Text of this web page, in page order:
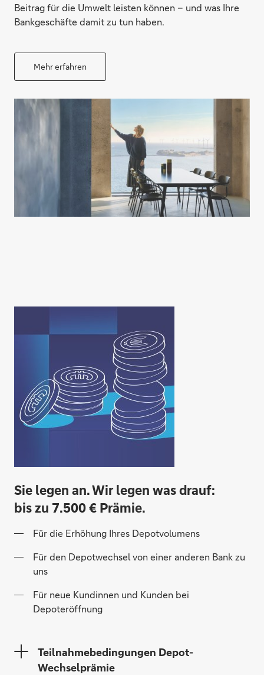
Beitrag für die Umwelt leisten können – und was Ihre
Bankgeschäfte damit zu tun haben.
Mehr erfahren
Sie legen an. Wir legen was drauf:
bis zu 7.500 € Prämie.
Für die Erhöhung Ihres Depotvolumens
Für den Depotwechsel von einer anderen Bank zu
uns
Für neue Kundinnen und Kunden bei
Depoteröffnung
Teilnahmebedingungen Depot-
Wechselprämie